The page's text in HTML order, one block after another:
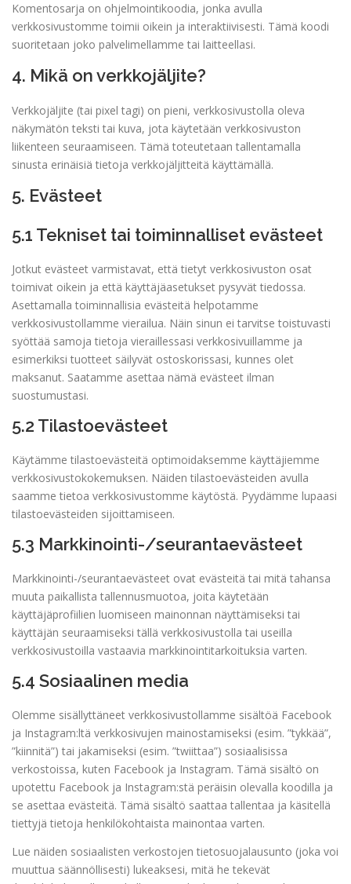
Komentosarja on ohjelmointikoodia, jonka avulla
verkkosivustomme toimii oikein ja interaktiivisesti. Tämä koodi
suoritetaan joko palvelimellamme tai laitteellasi.
4. Mikä on verkkojäljite?
Verkkojäljite (tai pixel tagi) on pieni, verkkosivustolla oleva
näkymätön teksti tai kuva, jota käytetään verkkosivuston
liikenteen seuraamiseen. Tämä toteutetaan tallentamalla
sinusta erinäisiä tietoja verkkojäljitteitä käyttämällä.
5. Evästeet
5.1 Tekniset tai toiminnalliset evästeet
Jotkut evästeet varmistavat, että tietyt verkkosivuston osat
toimivat oikein ja että käyttäjäasetukset pysyvät tiedossa.
Asettamalla toiminnallisia evästeitä helpotamme
verkkosivustollamme vierailua. Näin sinun ei tarvitse toistuvasti
syöttää samoja tietoja vieraillessasi verkkosivuillamme ja
esimerkiksi tuotteet säilyvät ostoskorissasi, kunnes olet
maksanut. Saatamme asettaa nämä evästeet ilman
suostumustasi.
5.2 Tilastoevästeet
Käytämme tilastoevästeitä optimoidaksemme käyttäjiemme
verkkosivustokokemuksen. Näiden tilastoevästeiden avulla
saamme tietoa verkkosivustomme käytöstä. Pyydämme lupaasi
tilastoevästeiden sijoittamiseen.
5.3 Markkinointi-/seurantaevästeet
Markkinointi-/seurantaevästeet ovat evästeitä tai mitä tahansa
muuta paikallista tallennusmuotoa, joita käytetään
käyttäjäprofiilien luomiseen mainonnan näyttämiseksi tai
käyttäjän seuraamiseksi tällä verkkosivustolla tai useilla
verkkosivustoilla vastaavia markkinointitarkoituksia varten.
5.4 Sosiaalinen media
Olemme sisällyttäneet verkkosivustollamme sisältöä Facebook
ja Instagram:ltä verkkosivujen mainostamiseksi (esim. ”tykkää”,
”kiinnitä”) tai jakamiseksi (esim. ”twiittaa”) sosiaalisissa
verkostoissa, kuten Facebook ja Instagram. Tämä sisältö on
upotettu Facebook ja Instagram:stä peräisin olevalla koodilla ja
se asettaa evästeitä. Tämä sisältö saattaa tallentaa ja käsitellä
tiettyjä tietoja henkilökohtaista mainontaa varten.
Lue näiden sosiaalisten verkostojen tietosuojalausunto (joka voi
muuttua säännöllisesti) lukeaksesi, mitä he tekevät